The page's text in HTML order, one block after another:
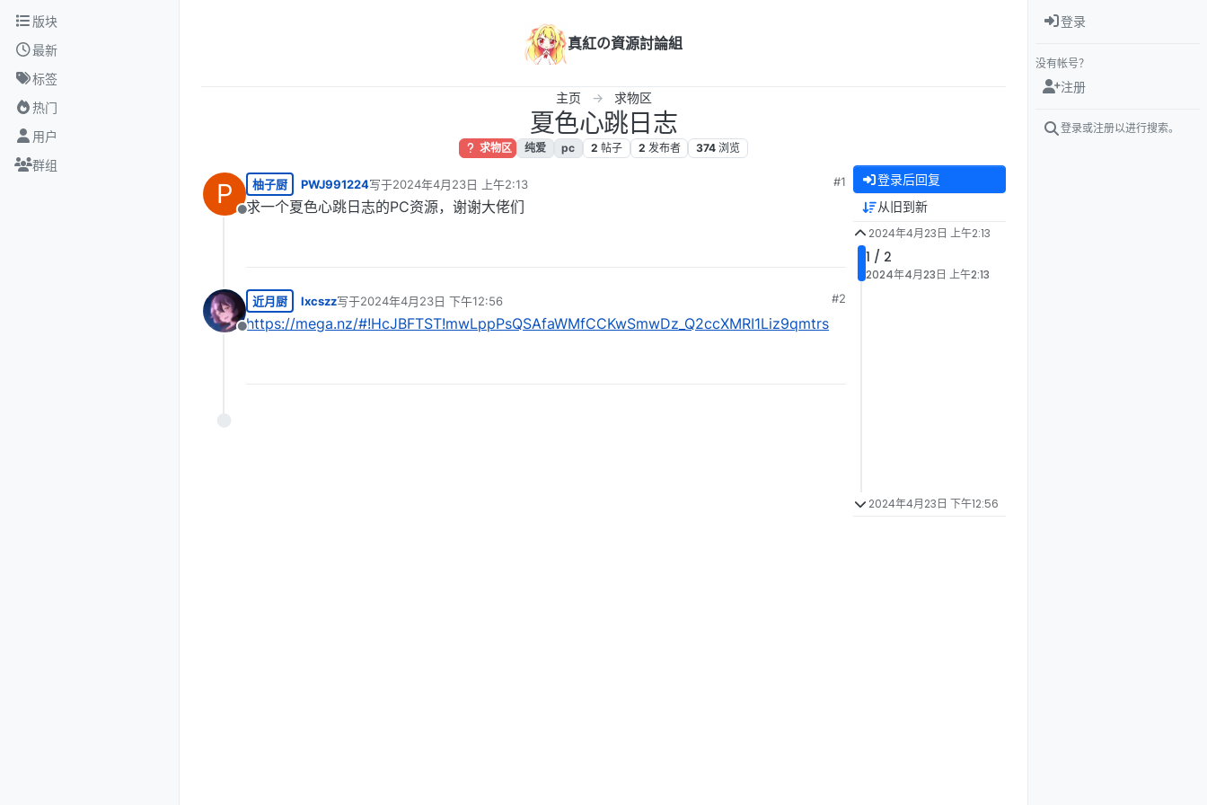
跳转至内容
版块
最新
标签
热门
用户
群组
真紅の資源討論組
主页 求物区
夏色心跳日志
求物区 纯爱 pc 2 帖子 2 发布者 374 浏览
P
离线
柚子厨 PWJ991224写于2024年4月23日 上午2:13
最后由 编辑
#1
求一个夏色心跳日志的PC资源，谢谢大佬们
离线
近月厨 lxcszz写于2024年4月23日 下午12:56
最后由 编辑
#2
https://mega.nz/#!HcJBFTST!mwLppPsQSAfaWMfCCKwSmwDz_Q2ccXMRI1Liz9qmtrs
登录后回复
从旧到新
2024年4月23日 上午2:13
1 / 2
2024年4月23日 上午2:13
2024年4月23日 下午12:56
登录
没有帐号？
注册
登录或注册以进行搜索。